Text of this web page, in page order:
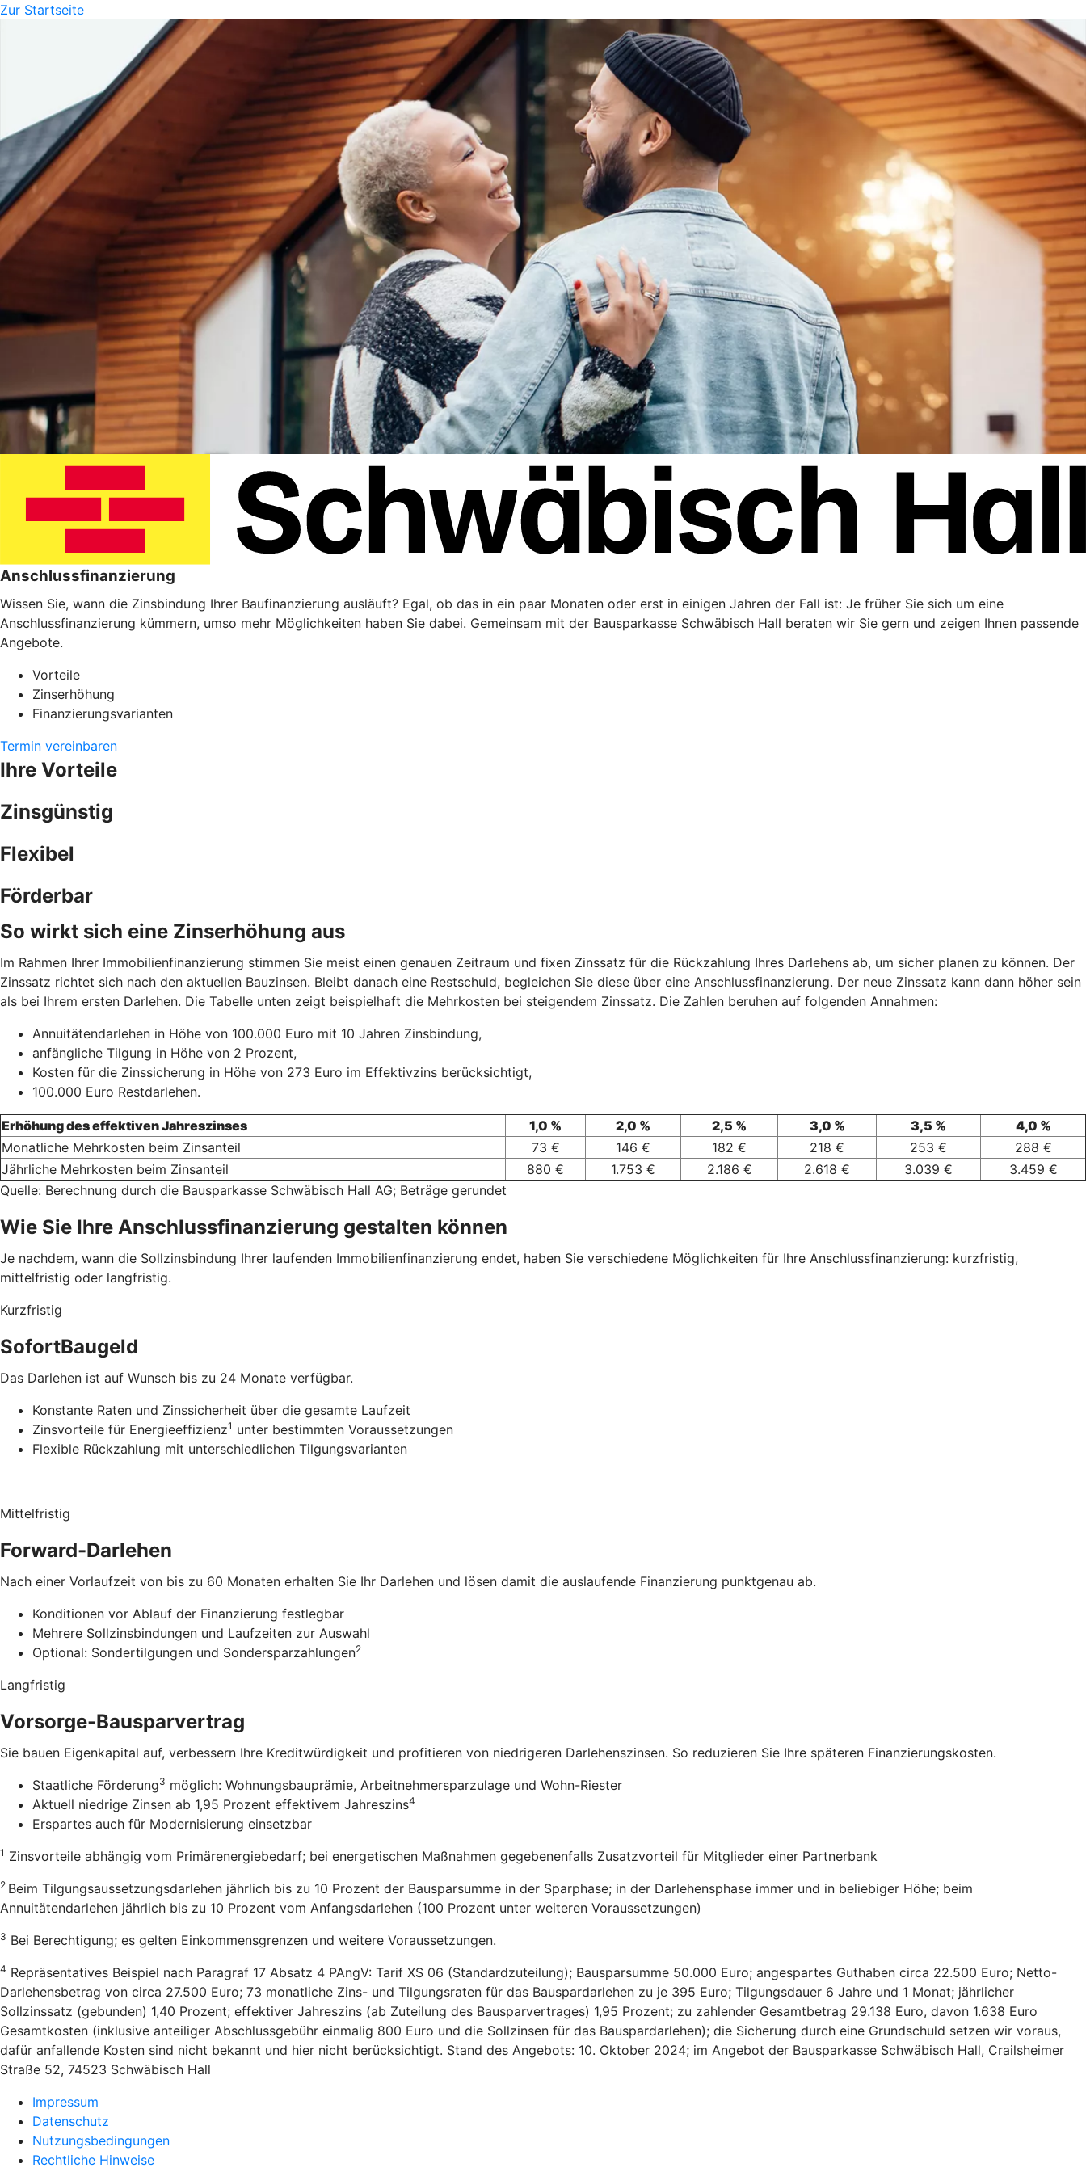
Zur Startseite
Anschlussfinanzierung
Wissen Sie, wann die Zinsbindung Ihrer Baufinanzierung ausläuft? Egal, ob das in ein paar Monaten oder erst in einigen Jahren der Fall ist: Je früher Sie sich um eine
Anschlussfinanzierung kümmern, umso mehr Möglichkeiten haben Sie dabei. Gemeinsam mit der Bausparkasse Schwäbisch Hall beraten wir Sie gern und zeigen Ihnen passende
Angebote.
Vorteile
Zinserhöhung
Finanzierungsvarianten
Termin vereinbaren
Ihre Vorteile
Zinsgünstig
Flexibel
Förderbar
So wirkt sich eine Zinserhöhung aus
Im Rahmen Ihrer Immobilienfinanzierung stimmen Sie meist einen genauen Zeitraum und fixen Zinssatz für die Rückzahlung Ihres Darlehens ab, um sicher planen zu können. Der
Zinssatz richtet sich nach den aktuellen Bauzinsen. Bleibt danach eine Restschuld, begleichen Sie diese über eine Anschlussfinanzierung. Der neue Zinssatz kann dann höher sein
als bei Ihrem ersten Darlehen. Die Tabelle unten zeigt beispielhaft die Mehrkosten bei steigendem Zinssatz. Die Zahlen beruhen auf folgenden Annahmen:
Annuitätendarlehen in Höhe von 100.000 Euro mit 10 Jahren Zinsbindung,
anfängliche Tilgung in Höhe von 2 Prozent,
Kosten für die Zinssicherung in Höhe von 273 Euro im Effektivzins berücksichtigt,
100.000 Euro Restdarlehen.
Erhöhung des effektiven Jahreszinses 1,0 % 2,0 % 2,5 % 3,0 % 3,5 %
4,0 %
Monatliche Mehrkosten beim Zinsanteil
73 € 146 € 182 € 218 € 253 €
288 €
Jährliche Mehrkosten beim Zinsanteil
880 € 1.753 € 2.186 € 2.618 € 3.039 €
3.459 €
Quelle: Berechnung durch die Bausparkasse Schwäbisch Hall AG; Beträge gerundet
Wie Sie Ihre Anschlussfinanzierung gestalten können
Je nachdem, wann die Sollzinsbindung Ihrer laufenden Immobilienfinanzierung endet, haben Sie verschiedene Möglichkeiten für Ihre Anschlussfinanzierung: kurzfristig,
mittelfristig oder langfristig.
Kurzfristig
SofortBaugeld
Das Darlehen ist auf Wunsch bis zu 24 Monate verfügbar.
Konstante Raten und Zinssicherheit über die gesamte Laufzeit
Zinsvorteile für Energieeffizienz1 unter bestimmten Voraussetzungen
Flexible Rückzahlung mit unterschiedlichen Tilgungsvarianten
Mittelfristig
Forward-Darlehen
Nach einer Vorlaufzeit von bis zu 60 Monaten erhalten Sie Ihr Darlehen und lösen damit die auslaufende Finanzierung punktgenau ab.
Konditionen vor Ablauf der Finanzierung festlegbar
Mehrere Sollzinsbindungen und Laufzeiten zur Auswahl
Optional: Sondertilgungen und Sondersparzahlungen2
Langfristig
Vorsorge-Bausparvertrag
Sie bauen Eigenkapital auf, verbessern Ihre Kreditwürdigkeit und profitieren von niedrigeren Darlehenszinsen. So reduzieren Sie Ihre späteren Finanzierungskosten.
Staatliche Förderung3 möglich: Wohnungsbauprämie, Arbeitnehmersparzulage und Wohn-Riester
Aktuell niedrige Zinsen ab 1,95 Prozent effektivem Jahreszins4
Erspartes auch für Modernisierung einsetzbar
1 Zinsvorteile abhängig vom Primärenergiebedarf; bei energetischen Maßnahmen gegebenenfalls Zusatzvorteil für Mitglieder einer Partnerbank
2 Beim Tilgungsaussetzungsdarlehen jährlich bis zu 10 Prozent der Bausparsumme in der Sparphase; in der Darlehensphase immer und in beliebiger Höhe; beim
Annuitätendarlehen jährlich bis zu 10 Prozent vom Anfangsdarlehen (100 Prozent unter weiteren Voraussetzungen)
3 Bei Berechtigung; es gelten Einkommensgrenzen und weitere Voraussetzungen.
4 Repräsentatives Beispiel nach Paragraf 17 Absatz 4 PAngV: Tarif XS 06 (Standardzuteilung); Bausparsumme 50.000 Euro; angespartes Guthaben circa 22.500 Euro; Netto-
Darlehensbetrag von circa 27.500 Euro; 73 monatliche Zins- und Tilgungsraten für das Bauspardarlehen zu je 395 Euro; Tilgungsdauer 6 Jahre und 1 Monat; jährlicher
Sollzinssatz (gebunden) 1,40 Prozent; effektiver Jahreszins (ab Zuteilung des Bausparvertrages) 1,95 Prozent; zu zahlender Gesamtbetrag 29.138 Euro, davon 1.638 Euro
Gesamtkosten (inklusive anteiliger Abschlussgebühr einmalig 800 Euro und die Sollzinsen für das Bauspardarlehen); die Sicherung durch eine Grundschuld setzen wir voraus,
dafür anfallende Kosten sind nicht bekannt und hier nicht berücksichtigt. Stand des Angebots: 10. Oktober 2024; im Angebot der Bausparkasse Schwäbisch Hall, Crailsheimer
Straße 52, 74523 Schwäbisch Hall
Impressum
Datenschutz
Nutzungsbedingungen
Rechtliche Hinweise